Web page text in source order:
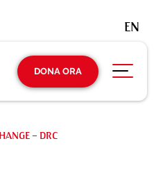
DONA ORA
EN
– DRC